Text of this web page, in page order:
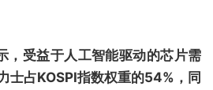
，受益于人工智能驱动的芯片需
士占KOSPI指数权重的54%，同